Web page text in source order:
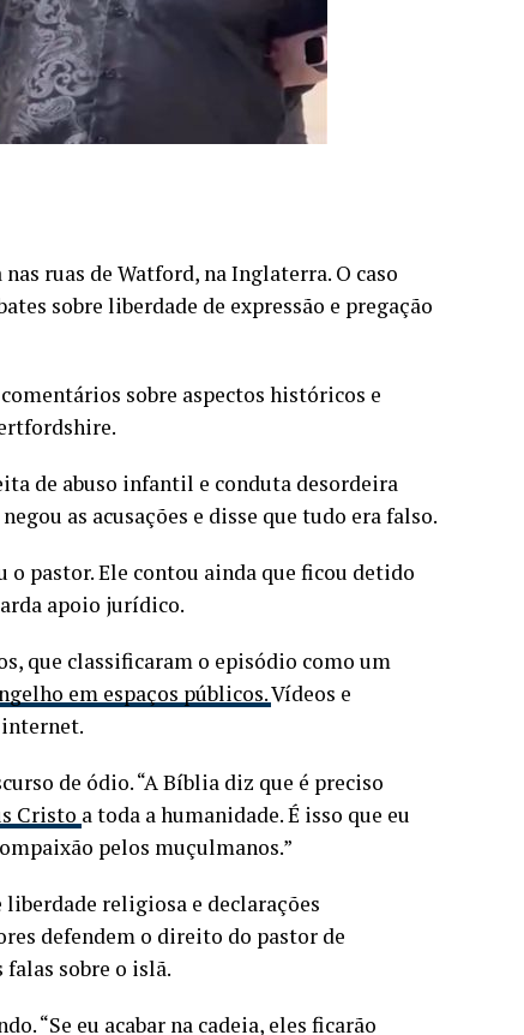
ruas de Watford, na Inglaterra. O caso
sobre liberdade de expressão e pregação
sobre aspectos históricos e
de abuso infantil e conduta desordeira
as acusações e disse que tudo era falso.
o pastor. Ele contou ainda que ficou detido
apoio jurídico.
que classificaram o episódio como um
em espaços públicos.Vídeos e
de ódio. “A Bíblia diz que é preciso
Cristo a toda a humanidade. É isso que eu
pelos muçulmanos.”
religiosa e declarações
defendem o direito do pastor de
sobre o islã.
“Se eu acabar na cadeia, eles ficarão